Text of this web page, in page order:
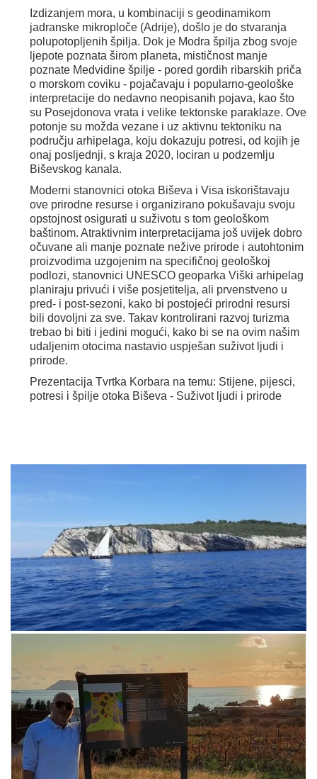
Izdizanjem mora, u kombinaciji s geodinamikom
jadranske mikroploče (Adrije), došlo je do stvaranja
polupotopljenih špilja. Dok je Modra špilja zbog svoje
ljepote poznata širom planeta, mističnost manje
poznate Medvidine špilje - pored gordih ribarskih priča
o morskom coviku - pojačavaju i popularno-geološke
interpretacije do nedavno neopisanih pojava, kao što
su Posejdonova vrata i velike tektonske paraklaze. Ove
potonje su možda vezane i uz aktivnu tektoniku na
području arhipelaga, koju dokazuju potresi, od kojih je
onaj posljednji, s kraja 2020, lociran u podzemlju
Biševskog kanala.
Moderni stanovnici otoka Biševa i Visa iskorištavaju
ove prirodne resurse i organizirano pokušavaju svoju
opstojnost osigurati u suživotu s tom geološkom
baštinom. Atraktivnim interpretacijama još uvijek dobro
očuvane ali manje poznate nežive prirode i autohtonim
proizvodima uzgojenim na specifičnoj geološkoj
podlozi, stanovnici UNESCO geoparka Viški arhipelag
planiraju privući i više posjetitelja, ali prvenstveno u
pred- i post-sezoni, kako bi postojeći prirodni resursi
bili dovoljni za sve. Takav kontrolirani razvoj turizma
trebao bi biti i jedini mogući, kako bi se na ovim našim
udaljenim otocima nastavio uspješan suživot ljudi i
prirode.
Prezentacija Tvrtka Korbara na temu: Stijene, pijesci,
potresi i špilje otoka Biševa - Suživot ljudi i prirode